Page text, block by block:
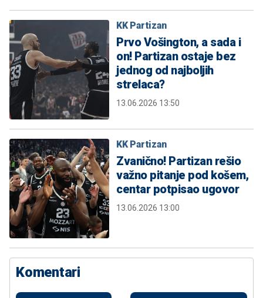
KK Partizan
Prvo Vošington, a sada i
on! Partizan ostaje bez
jednog od najboljih
strelaca?
13.06.2026 13:50
KK Partizan
Zvanično! Partizan rešio
važno pitanje pod košem,
centar potpisao ugovor
13.06.2026 13:00
Komentari